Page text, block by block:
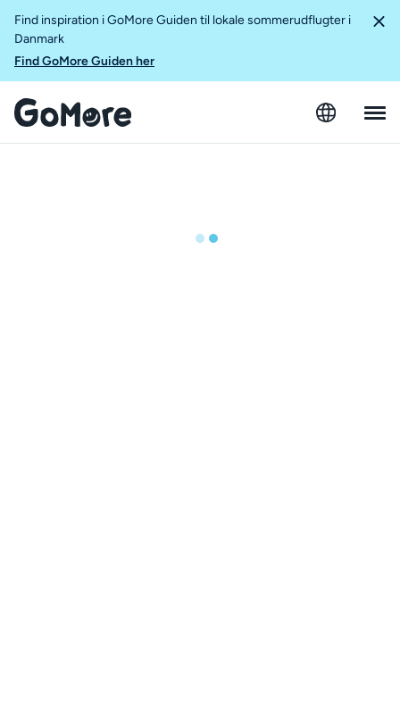
Find inspiration i GoMore Guiden til lokale sommerudflugter i
Danmark
Find GoMore Guiden her